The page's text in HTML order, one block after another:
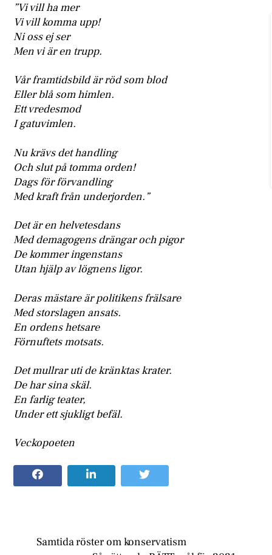
”Vi vill ha mer
Vi vill komma upp!
Ni oss ej ser
Men vi är en trupp.
Vår framtidsbild är röd som blod
Eller blå som himlen.
Ett vredesmod
I gatuvimlen.
Nu krävs det handling
Och slut på tomma orden!
Dags för förvandling
Med kraft från underjorden.”
Det är en helvetesdans
Med demagogens drängar och pigor
De kommer ingenstans
Utan hjälp av lögnens ligor.
Deras mästare är politikens frälsare
Med storslagen ansats.
En ordens hetsare
Förnuftets motsats.
Det mullrar uti de kränktas krater.
De har sina skäl.
En farlig teater,
Under ett sjukligt befäl.
Veckopoeten
Samtida röster om konservatism